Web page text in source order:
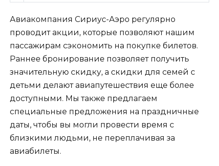
Авиакомпания Сириус-Аэро регулярно
проводит акции, которые позволяют нашим
пассажирам сэкономить на покупке билетов.
Раннее бронирование позволяет получить
значительную скидку, а скидки для семей с
детьми делают авиапутешествия еще более
доступными. Мы также предлагаем
специальные предложения на праздничные
даты, чтобы вы могли провести время с
близкими людьми, не переплачивая за
авиабилеты.